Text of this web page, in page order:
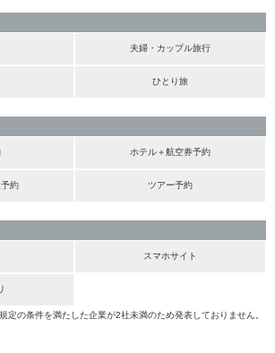
夫婦・カップル旅行
ひとり旅
ホテル＋航空券予約
約 ツアー予約
スマホサイト
定の条件を満たした企業が2社未満のため発表しておりません。